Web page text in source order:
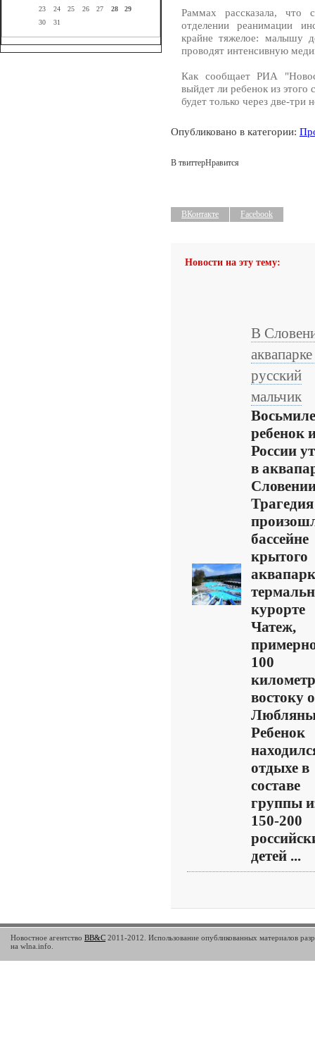
23
24 25 26 27 28
29
30
31
Раммах рассказала, что
отделении реанимации
крайне тяжелое: малышу
проводят интенсивную
Как сообщает РИА
выйдет ли ребенок из
будет только через две-три
Опубликовано в категории:
В твиттерНравится
ВКонтакте Facebook
Новости на эту тему:
В
русский
мальчик
ребенок
России
в
Трагедия
бассейне
крытого
курорте
Чатеж,
100
востоку
Ребенок
отдыхе в
составе
группы
150-200
детей ...
Новостное агентство BB&C 2011-2012. Использование опубликованных материалов
на wlna.info.